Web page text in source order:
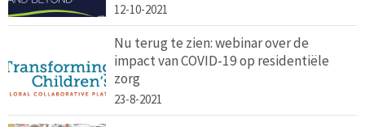
12-10-2021
Nu terug te zien: webinar over de
impact van COVID-19 op residentiële
zorg
23-8-2021